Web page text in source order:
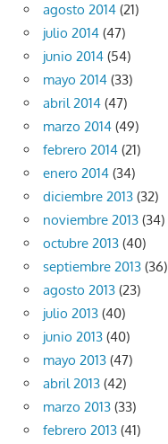
agosto 2014 (21)
julio 2014 (47)
junio 2014 (54)
mayo 2014 (33)
abril 2014 (47)
marzo 2014 (49)
febrero 2014 (21)
enero 2014 (34)
diciembre 2013 (32)
noviembre 2013 (34)
octubre 2013 (40)
septiembre 2013 (36)
agosto 2013 (23)
julio 2013 (40)
junio 2013 (40)
mayo 2013 (47)
abril 2013 (42)
marzo 2013 (33)
febrero 2013 (41)